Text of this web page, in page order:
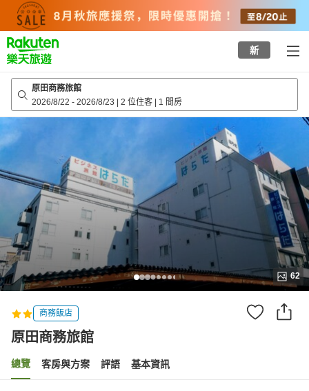
top
page
新
原田商務旅館
2026/8/22 - 2026/8/23 | 2 位住客 | 1 間房
62
商務飯店
原田商務旅館
總覽 客房與方案 評語 基本資訊